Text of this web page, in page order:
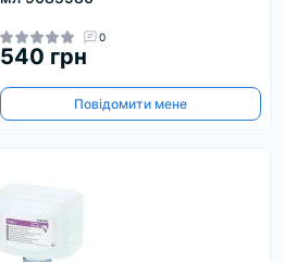
0
540 грн
Повідомити мене